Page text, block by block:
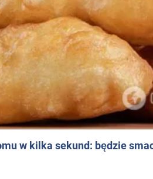
w kilka sekund: będzie